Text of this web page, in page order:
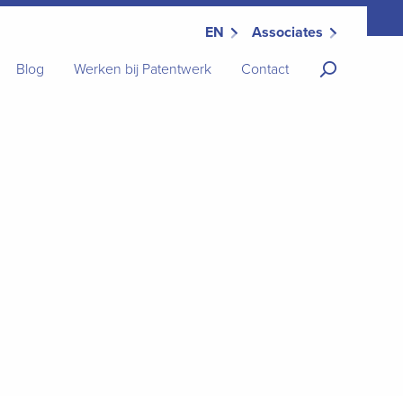
Blog Werken bij Patentwerk Contact
EN Associates